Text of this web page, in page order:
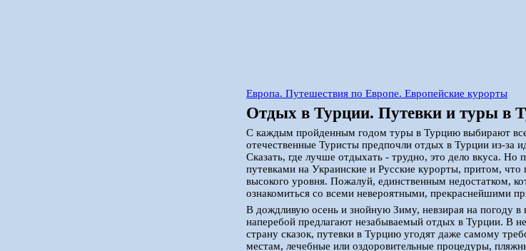
Европа. Путешествия по Европе. Европейские курорты
Отдых в Турции. Путевки и туры в
С каждым пройденным годом туры в Турцию выбирают
отечественные Туристы предпочли отдых в Турции из-за
Сказать, где лучше отдыхать - трудно, это дело вкуса.
путевками на Украинские и Русские курорты, притом,
высокого уровня. Пожалуй, единственным недостатком,
ознакомиться со всеми невероятными, прекраснейшими
В дождливую осень и знойную Зиму, невзирая на погоду
наперебой предлагают незабываемый отдых в Турции. В
страну сказок, путевки в Турцию угодят даже самому
местам, лечебные или оздоровительные процедуры,